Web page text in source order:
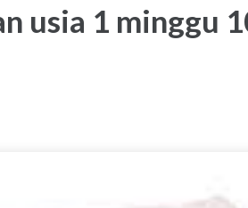
usia 1 minggu